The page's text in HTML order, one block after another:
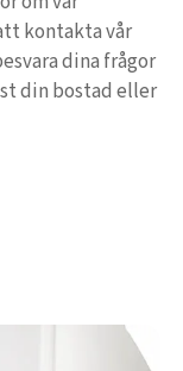
kontakta vår
dina frågor
din bostad eller